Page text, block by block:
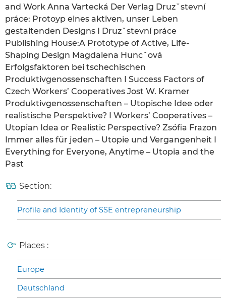
and Work Anna Vartecká Der Verlag Druzˇstevní
práce: Protoyp eines aktiven, unser Leben
gestaltenden Designs I Druzˇstevní práce
Publishing House:A Prototype of Active, Life-
Shaping Design Magdalena Huncˇová
Erfolgsfaktoren bei tschechischen
Produktivgenossenschaften I Success Factors of
Czech Workers’ Cooperatives Jost W. Kramer
Produktivgenossenschaften – Utopische Idee oder
realistische Perspektive? I Workers’ Cooperatives –
Utopian Idea or Realistic Perspective? Zsófia Frazon
Immer alles für jeden – Utopie und Vergangenheit I
Everything for Everyone, Anytime – Utopia and the
Past
Section:
Profile and Identity of SSE entrepreneurship
Places :
Europe
Deutschland